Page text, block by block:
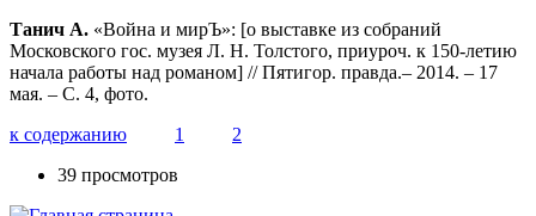
Танич А. «Война и мирЪ»: [о выставке из собраний
Московского гос. музея Л. Н. Толстого, приуроч. к 150-летию
начала работы над романом] // Пятигор. правда.– 2014. – 17
мая. – С. 4, фото.
к содержанию
1
2
39 просмотров